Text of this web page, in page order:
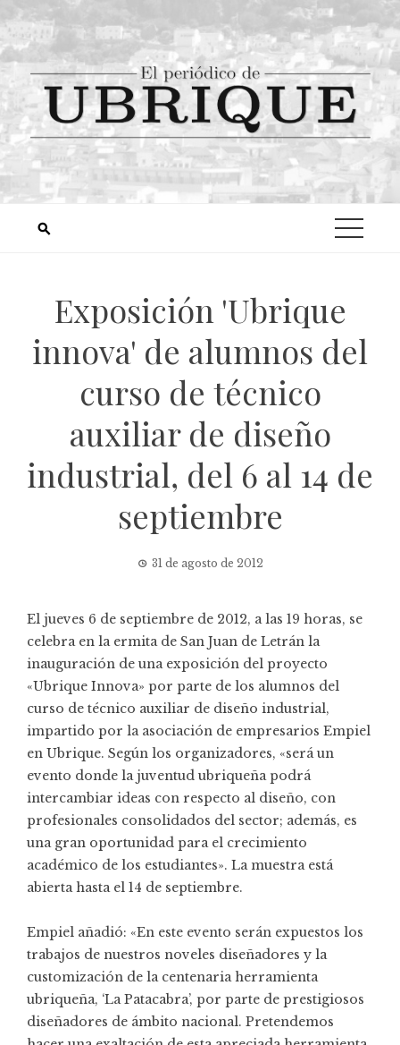
Exposición 'Ubrique
innova' de alumnos del
curso de técnico
auxiliar de diseño
industrial, del 6 al 14 de
septiembre
31 de agosto de 2012
El jueves 6 de septiembre de 2012, a las 19 horas, se
celebra en la ermita de San Juan de Letrán la
inauguración de una exposición del proyecto
«Ubrique Innova» por parte de los alumnos del
curso de técnico auxiliar de diseño industrial,
impartido por la asociación de empresarios Empiel
en Ubrique. Según los organizadores, «será un
evento donde la juventud ubriqueña podrá
intercambiar ideas con respecto al diseño, con
profesionales consolidados del sector; además, es
una gran oportunidad para el crecimiento
académico de los estudiantes». La muestra está
abierta hasta el 14 de septiembre.
Empiel añadió: «En este evento serán expuestos los
trabajos de nuestros noveles diseñadores y la
customización de la centenaria herramienta
ubriqueña, ‘La Patacabra’, por parte de prestigiosos
diseñadores de ámbito nacional. Pretendemos